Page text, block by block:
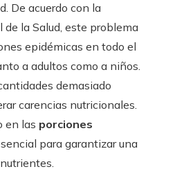
De acuerdo con la
la Salud, este problema
epidémicas en todo el
a adultos como a niños.
demasiado
carencias nutricionales.
en las porciones
para garantizar una